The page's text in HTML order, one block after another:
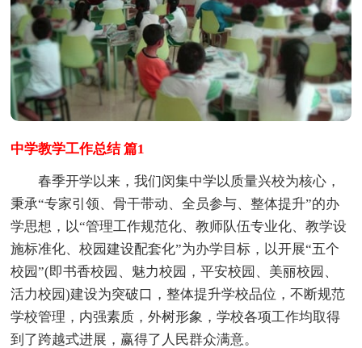
中学教学工作总结 篇1
春季开学以来，我们闵集中学以质量兴校为核心，
秉承“专家引领、骨干带动、全员参与、整体提升”的办
学思想，以“管理工作规范化、教师队伍专业化、教学设
施标准化、校园建设配套化”为办学目标，以开展“五个
校园”(即书香校园、魅力校园，平安校园、美丽校园、
活力校园)建设为突破口，整体提升学校品位，不断规范
学校管理，内强素质，外树形象，学校各项工作均取得
到了跨越式进展，赢得了人民群众满意。